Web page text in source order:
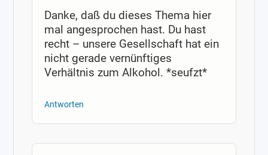
Danke, daß du dieses Thema hier
mal angesprochen hast. Du hast
recht – unsere Gesellschaft hat ein
nicht gerade vernünftiges
Verhältnis zum Alkohol. *seufzt*
Antworten